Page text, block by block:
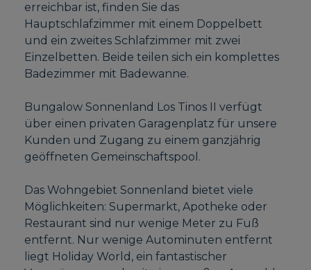
erreichbar ist, finden Sie das
Hauptschlafzimmer mit einem Doppelbett
und ein zweites Schlafzimmer mit zwei
Einzelbetten. Beide teilen sich ein komplettes
Badezimmer mit Badewanne.
Bungalow Sonnenland Los Tinos II verfügt
über einen privaten Garagenplatz für unsere
Kunden und Zugang zu einem ganzjährig
geöffneten Gemeinschaftspool.
Das Wohngebiet Sonnenland bietet viele
Möglichkeiten: Supermarkt, Apotheke oder
Restaurant sind nur wenige Meter zu Fuß
entfernt. Nur wenige Autominuten entfernt
liegt Holiday World, ein fantastischer